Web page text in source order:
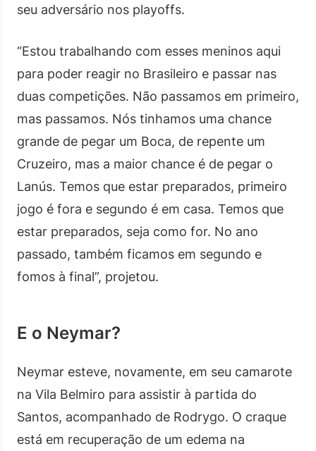
seu adversário nos playoffs.
“Estou trabalhando com esses meninos aqui
para poder reagir no Brasileiro e passar nas
duas competições. Não passamos em primeiro,
mas passamos. Nós tinhamos uma chance
grande de pegar um Boca, de repente um
Cruzeiro, mas a maior chance é de pegar o
Lanús. Temos que estar preparados, primeiro
jogo é fora e segundo é em casa. Temos que
estar preparados, seja como for. No ano
passado, também ficamos em segundo e
fomos à final”, projetou.
E o Neymar?
Neymar esteve, novamente, em seu camarote
na Vila Belmiro para assistir à partida do
Santos, acompanhado de Rodrygo. O craque
está em recuperação de um edema na